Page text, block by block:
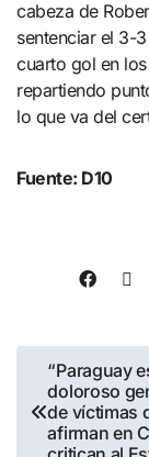
cabeza de
sentenciar el 3-
cuarto gol en
repartiendo
lo que va del
Fuente: D10
“Paraguay
doloroso
de víctimas
afirman en